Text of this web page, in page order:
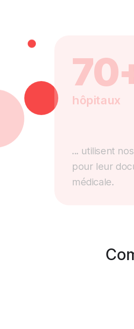
hôpitaux
... utilisent
pour leur
médicale.